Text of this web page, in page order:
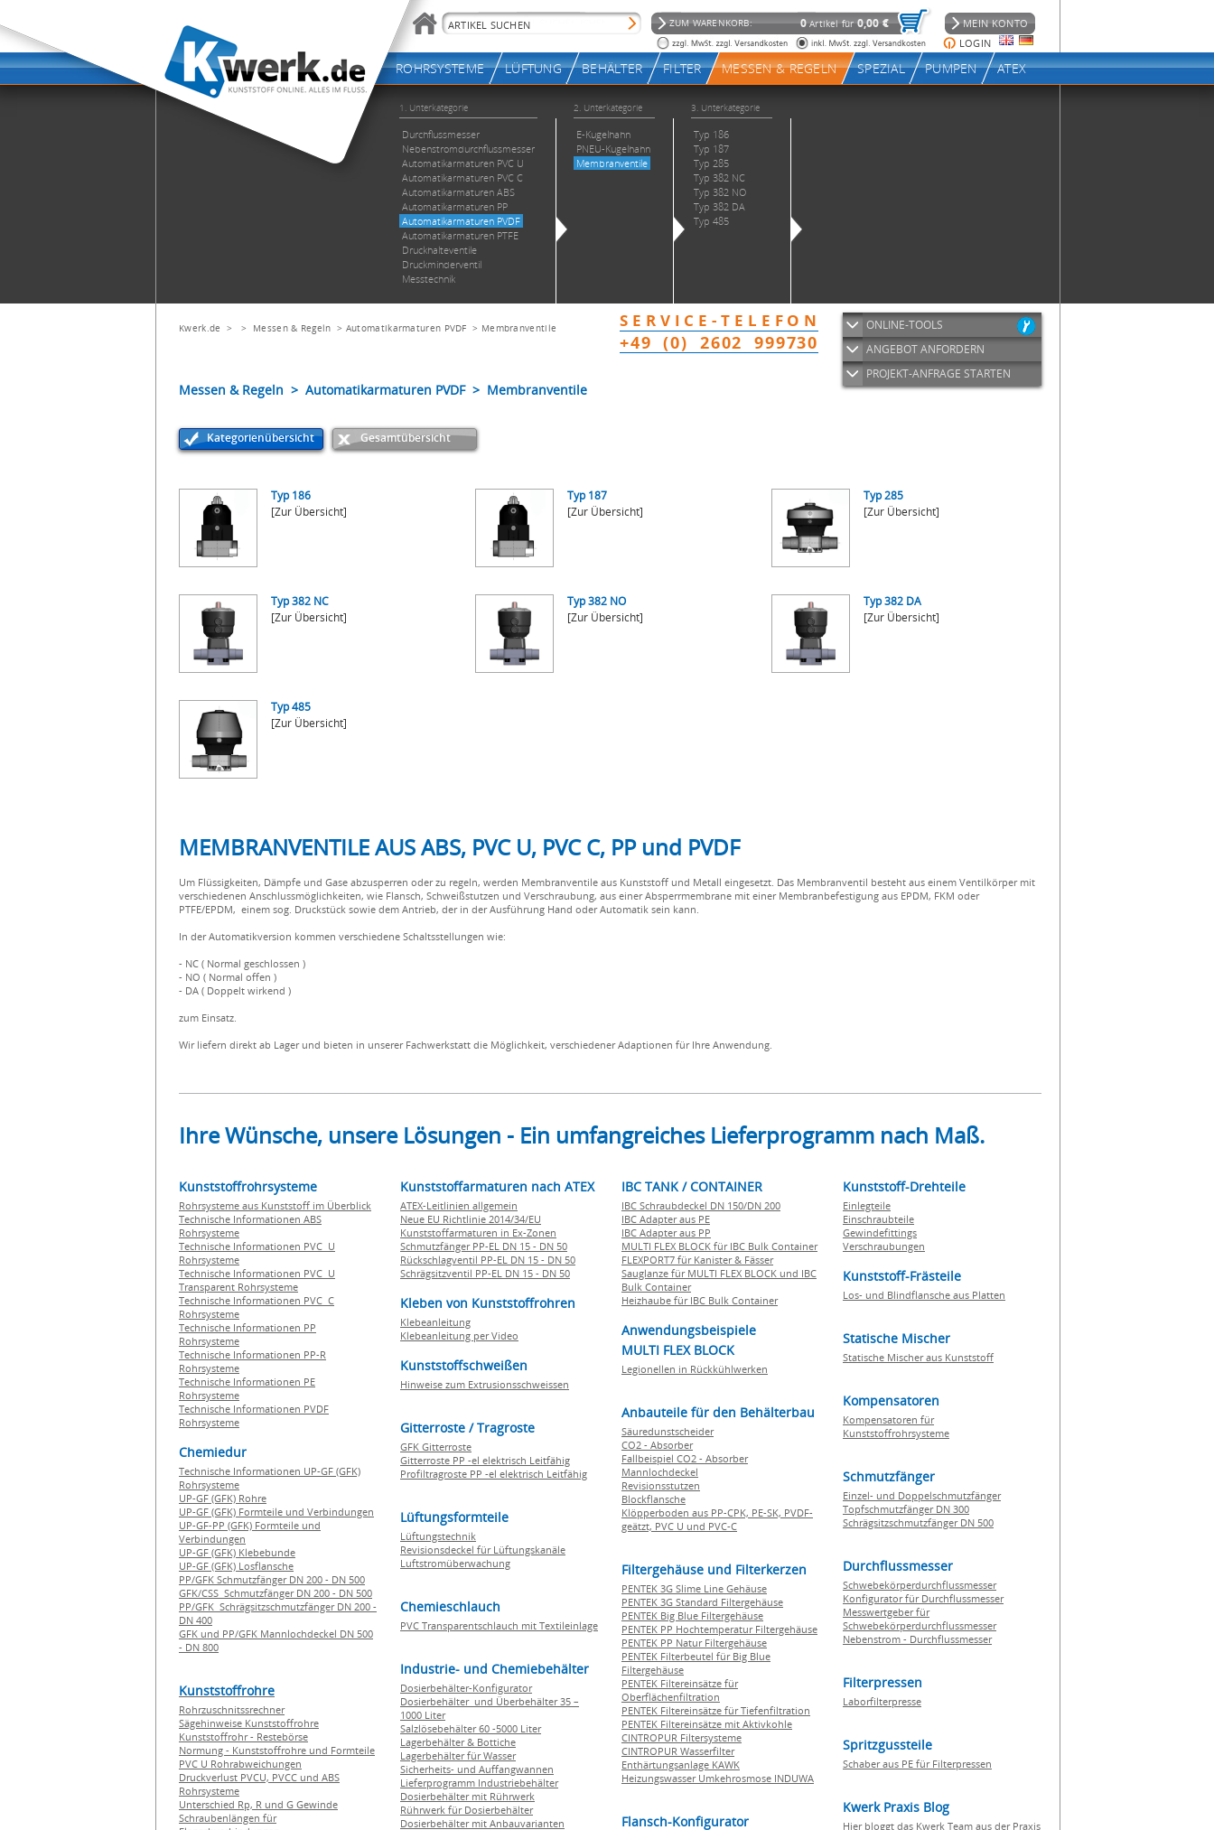
Kwerk.de > > Messen & Regeln > Automatikarmaturen PVDF > Membranventile
Messen & Regeln > Automatikarmaturen PVDF > Membranventile
Kategorienübersicht Gesamtübersicht
Typ 186
[Zur Übersicht]
Typ 187
[Zur Übersicht]
Typ 285
[Zur Übersicht]
Typ 382 NC
[Zur Übersicht]
Typ 382 NO
[Zur Übersicht]
Typ 382 DA
[Zur Übersicht]
Typ 485
[Zur Übersicht]
MEMBRANVENTILE AUS ABS, PVC U, PVC C, PP und PVDF
Um Flüssigkeiten, Dämpfe und Gase abzusperren oder zu regeln, werden Membranventile aus Kunststoff und Metall eingesetzt. Das Membranventil besteht aus einem Ventilkörper mit
verschiedenen Anschlussmöglichkeiten, wie Flansch, Schweißstutzen und Verschraubung, aus einer Absperrmembrane mit einer Membranbefestigung aus EPDM, FKM oder
PTFE/EPDM, einem sog. Druckstück sowie dem Antrieb, der in der Ausführung Hand oder Automatik sein kann.
In der Automatikversion kommen verschiedene Schaltsstellungen wie:
- NC ( Normal geschlossen )
- NO ( Normal offen )
- DA ( Doppelt wirkend )
zum Einsatz.
Wir liefern direkt ab Lager und bieten in unserer Fachwerkstatt die Möglichkeit, verschiedener Adaptionen für Ihre Anwendung.
Ihre Wünsche, unsere Lösungen - Ein umfangreiches Lieferprogramm nach Maß.
Kunststoffrohrsysteme
Rohrsysteme aus Kunststoff im Überblick
Technische Informationen ABS
Rohrsysteme
Technische Informationen PVC U
Rohrsysteme
Technische Informationen PVC U
Transparent Rohrsysteme
Technische Informationen PVC C
Rohrsysteme
Technische Informationen PP
Rohrsysteme
Technische Informationen PP-R
Rohrsysteme
Technische Informationen PE
Rohrsysteme
Technische Informationen PVDF
Rohrsysteme
Chemiedur
Technische Informationen UP-GF (GFK)
Rohrsysteme
UP-GF (GFK) Rohre
UP-GF (GFK) Formteile und Verbindungen
UP-GF-PP (GFK) Formteile und
Verbindungen
UP-GF (GFK) Klebebunde
UP-GF (GFK) Losflansche
PP/GFK Schmutzfänger DN 200 - DN 500
GFK/CSS Schmutzfänger DN 200 - DN 500
PP/GFK Schrägsitzschmutzfänger DN 200 -
DN 400
GFK und PP/GFK Mannlochdeckel DN 500
- DN 800
Kunststoffrohre
Rohrzuschnitssrechner
Sägehinweise Kunststoffrohre
Kunststoffrohr - Restebörse
Normung - Kunststoffrohre und Formteile
PVC U Rohrabweichungen
Druckverlust PVCU, PVCC und ABS
Rohrsysteme
Unterschied Rp, R und G Gewinde
Schraubenlängen für
Kunststoffarmaturen nach ATEX
ATEX-Leitlinien allgemein
Neue EU Richtlinie 2014/34/EU
Kunststoffarmaturen in Ex-Zonen
Schmutzfänger PP-EL DN 15 - DN 50
Rückschlagventil PP-EL DN 15 - DN 50
Schrägsitzventil PP-EL DN 15 - DN 50
Kleben von Kunststoffrohren
Klebeanleitung
Klebeanleitung per Video
Kunststoffschweißen
Hinweise zum Extrusionsschweissen
Gitterroste / Tragroste
GFK Gitterroste
Gitterroste PP -el elektrisch Leitfähig
Profiltragroste PP -el elektrisch Leitfähig
Lüftungsformteile
Lüftungstechnik
Revisionsdeckel für Lüftungskanäle
Luftstromüberwachung
Chemieschlauch
PVC Transparentschlauch mit Textileinlage
Industrie- und Chemiebehälter
Dosierbehälter-Konfigurator
Dosierbehälter und Überbehälter 35 –
1000 Liter
Salzlösebehälter 60 -5000 Liter
Lagerbehälter & Bottiche
Lagerbehälter für Wasser
Sicherheits- und Auffangwannen
Lieferprogramm Industriebehälter
Dosierbehälter mit Rührwerk
Rührwerk für Dosierbehälter
Dosierbehälter mit Anbauvarianten
IBC TANK / CONTAINER
IBC Schraubdeckel DN 150/DN 200
IBC Adapter aus PE
IBC Adapter aus PP
MULTI FLEX BLOCK für IBC Bulk Container
FLEXPORT7 für Kanister & Fässer
Sauglanze für MULTI FLEX BLOCK und IBC
Bulk Container
Heizhaube für IBC Bulk Container
Anwendungsbeispiele
MULTI FLEX BLOCK
Legionellen in Rückkühlwerken
Anbauteile für den Behälterbau
Säuredunstscheider
CO2 - Absorber
Fallbeispiel CO2 - Absorber
Mannlochdeckel
Revisionsstutzen
Blockflansche
Klöpperboden aus PP-CPK, PE-SK, PVDF-
geätzt, PVC U und PVC-C
Filtergehäuse und Filterkerzen
PENTEK 3G Slime Line Gehäuse
PENTEK 3G Standard Filtergehäuse
PENTEK Big Blue Filtergehäuse
PENTEK PP Hochtemperatur Filtergehäuse
PENTEK PP Natur Filtergehäuse
PENTEK Filterbeutel für Big Blue
Filtergehäuse
PENTEK Filtereinsätze für
Oberflächenfiltration
PENTEK Filtereinsätze für Tiefenfiltration
PENTEK Filtereinsätze mit Aktivkohle
CINTROPUR Filtersysteme
CINTROPUR Wasserfilter
Enthärtungsanlage KAWK
Heizungswasser Umkehrosmose INDUWA
Flansch-Konfigurator
Kunststoff-Drehteile
Einlegteile
Einschraubteile
Gewindefittings
Verschraubungen
Kunststoff-Frästeile
Los- und Blindflansche aus Platten
Statische Mischer
Statische Mischer aus Kunststoff
Kompensatoren
Kompensatoren für
Kunststoffrohrsysteme
Schmutzfänger
Einzel- und Doppelschmutzfänger
Topfschmutzfänger DN 300
Schrägsitzschmutzfänger DN 500
Durchflussmesser
Schwebekörperdurchflussmesser
Konfigurator für Durchflussmesser
Messwertgeber für
Schwebekörperdurchflussmesser
Nebenstrom - Durchflussmesser
Filterpressen
Laborfilterpresse
Spritzgussteile
Schaber aus PE für Filterpressen
Kwerk Praxis Blog
Hier bloggt das Kwerk Team aus der Praxis
ONLINE-TOOLS
ANGEBOT ANFORDERN
PROJEKT-ANFRAGE STARTEN